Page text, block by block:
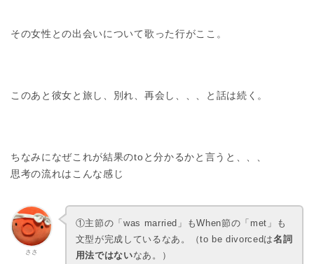
その女性との出会いについて歌った行がここ。
このあと彼女と旅し、別れ、再会し、、、と話は続く。
ちなみになぜこれが結果のtoと分かるかと言うと、、、
思考の流れはこんな感じ
ささ
①主節の「was married」もWhen節の「met」も
文型が完成しているなあ。（to be divorcedは名詞
用法ではないなあ。）